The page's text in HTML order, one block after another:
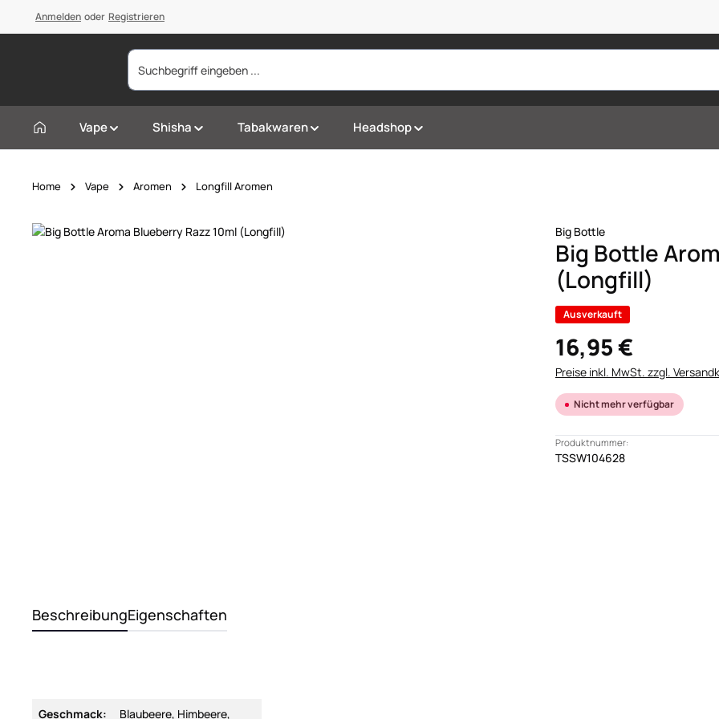
Zur Hauptnavigation springen
Anmelden oder Registrieren
Vape Shisha Tabakwaren Headshop
Home Vape Aromen Longfill Aromen
Bildergalerie überspringen Big Bottle
Big Bottle
(Longfill)
Ausverkauft
16,95 €
Preise inkl. MwSt. zzgl.
Nicht mehr verfügbar
Produktnummer:
TSSW104628
BeschreibungEigenschaften
Geschmack:
Blaubeere, Himbeere,